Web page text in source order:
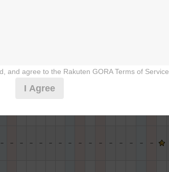
－ － － － － － － － － － － － － － － －
－ － － － － － － － － － － － － － － －
play, ignoring rules, manners, or warnings)
and agree to the Rakuten GORA Terms of Service
I Agree